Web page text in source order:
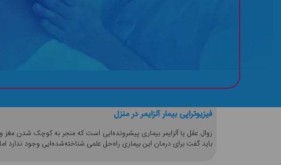
فیزیوتراپی بیمار آلزایمر در منزل
زوال عقل یا آلزایمر بیماری پیشرونده‌ایی است که منجر به کوچک شدن
باید گفت برای درمان این بیماری راه‌حل علمی شناخته‌شده‌ایی وجود ندارد